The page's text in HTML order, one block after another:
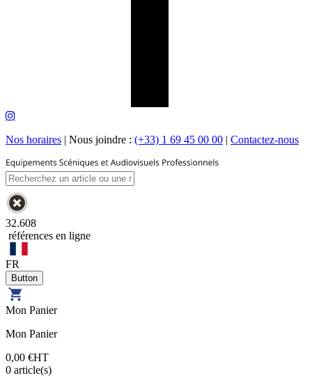
Nos horaires | Nous joindre : (+33) 1 69 45 00 00 | Contactez-nous
32.608
références en ligne
FR
Mon Panier
Mon Panier
0,00 €HT
0 article(s)